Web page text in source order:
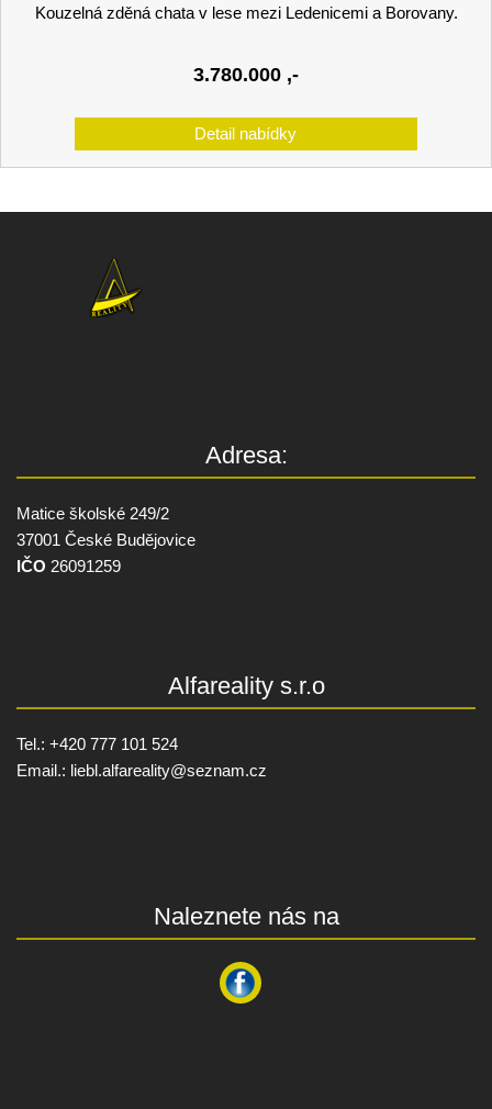
Kouzelná zděná chata v lese mezi Ledenicemi a Borovany.
3.780.000 ,-
Adresa:
Matice školské 249/2
37001 České Budějovice
IČO 26091259
Alfareality s.r.o
Tel.: +420 777 101 524
Email.: liebl.alfareality@seznam.cz
Naleznete nás na